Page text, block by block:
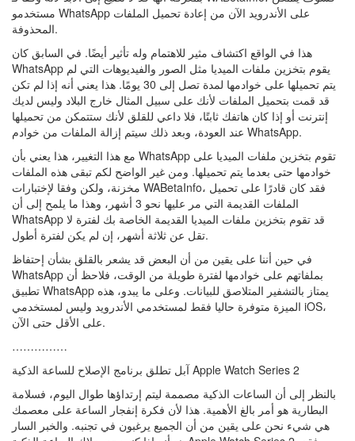
مستخدمو WhatsApp على الأندرويد الآن من إعادة تحميل الملفات
المحذوفة.
هذا في الواقع اكتشاف مثير للاهتمام وله تأثير أيضًا. في السابق كان
WhatsApp يقوم بتخزين ملفات الميديا مثل الصور والفيديوهات التي لم
يتم تحميلها على خوادمها لمدة تصل إلى 30 يومًا. هذا يعني أنه إذا لم تكن
قد قمت بتحميل الملفات لأنك على سبيل المثال خارج البلاد وليس لديك
إنترنت أو إذا كان هاتفك ثابتًا، فلا داعي للقلق لأنك ستتمكن من تحميلها
عند العودة، وبعد ذلك سيتم إزالة الملفات من خوادم WhatsApp.
مع هذا التغيير، هذا يعني بأن WhatsApp تقوم بتخزين ملفات الميديا على
خوادمها حتى بعدما يتم تحميلها. ومن غير الواضح لكم تبقى هذه الملفات
مخزنة، ولكن وفقا لإختبارات WABetaInfo، فقد كان قادرًا على تحميل
الملفات القديمة التي مر عليها نحو 3 أشهر، وهذا ما يلمح إلى أن
WhatsApp قد تقوم بتخزين ملفات الميديا القديمة الخاصة بك لفترة لا
تقل عن ثلاثة أشهر، إن لم يكن لفترة أطول.
في حين أننا على يقين من أن البعض قد يشعر بالقلق بشأن إحتفاظ
WhatsApp بملفاتهم على خوادمها لفترة طويلة من الوقت، فلاحظ أن
تطبيق WhatsApp يمتاز بالتشفير المتلاصق للبيانات. وعلى ما يبدو، هذه
الميزة متوفرة حاليا فقط لمستخدمي الأندرويد وليس لمستخدمي iOS،
على الأقل حتى الآن.
……………
آبل تطلق برنامج الإصلاح للساعة الذكية Apple Watch Series 2
بالنظر إلى أن الساعات الذكية مصممة ليتم إرتداؤها طوال اليوم، فسلامة
البطارية هو أمر بالغ الأهمية. هذا لأن فكرة إنفجار الساعة على معصمك
هي شيء نحن على يقين من أن الجميع يرغبون في تجنبه. والخبر السار